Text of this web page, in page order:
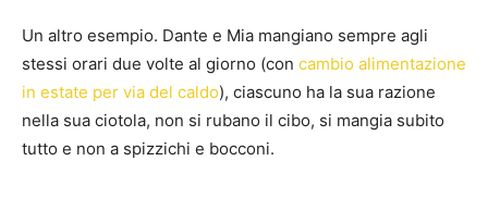
Un altro esempio. Dante e Mia mangiano sempre agli
stessi orari due volte al giorno (con cambio alimentazione
in estate per via del caldo), ciascuno ha la sua razione
nella sua ciotola, non si rubano il cibo, si mangia subito
tutto e non a spizzichi e bocconi.